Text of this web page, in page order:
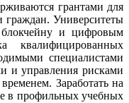
грантами для
Университеты
и цифровым
квалифицированных
специалистами
и управления рисками
Заработать на
в профильных учебных